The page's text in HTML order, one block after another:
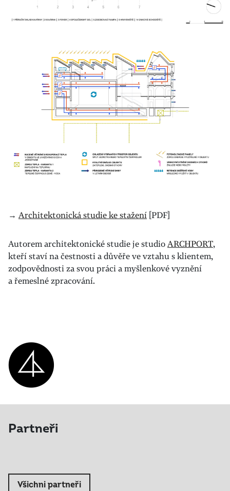
→ Architektonická studie ke stažení [PDF]
Autorem architektonické studie je studioARCHPORT,
kteří staví na čestnosti a důvěře ve vztahu s klientem,
zodpovědnosti za svou práci a myšlenkové vyznění
a řemeslné zpracování.
Partneři
Všichni partneři